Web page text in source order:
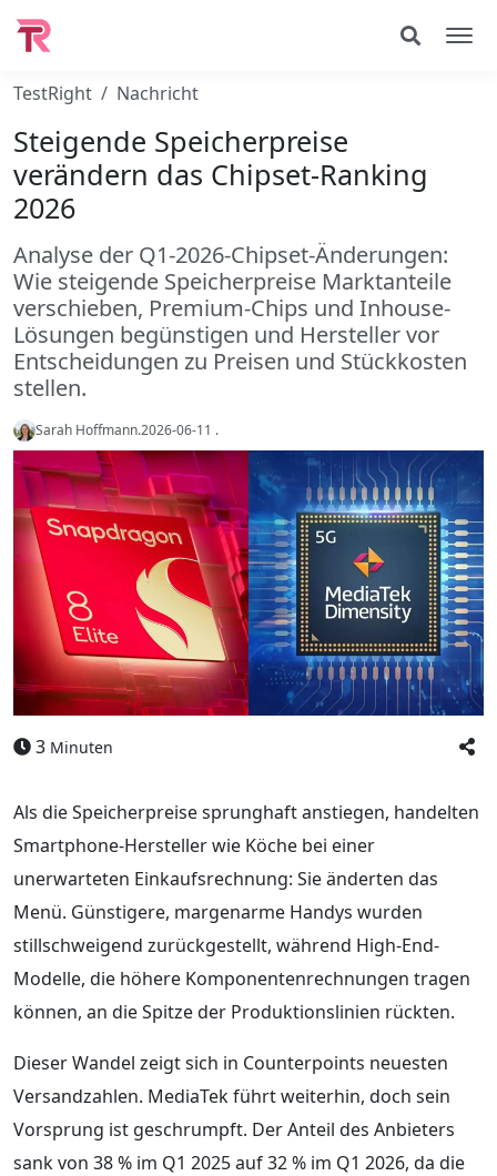
TestRight Nachricht
Steigende Speicherpreise
verändern das Chipset-Ranking
2026
Analyse der Q1-2026-Chipset-Änderungen:
Wie steigende Speicherpreise Marktanteile
verschieben, Premium-Chips und Inhouse-
Lösungen begünstigen und Hersteller vor
Entscheidungen zu Preisen und Stückkosten
stellen.
Sarah Hoffmann.2026-06-11 .
3 Minuten
Als die Speicherpreise sprunghaft anstiegen, handelten
Smartphone-Hersteller wie Köche bei einer
unerwarteten Einkaufsrechnung: Sie änderten das
Menü. Günstigere, margenarme Handys wurden
stillschweigend zurückgestellt, während High-End-
Modelle, die höhere Komponentenrechnungen tragen
können, an die Spitze der Produktionslinien rückten.
Dieser Wandel zeigt sich in Counterpoints neuesten
Versandzahlen. MediaTek führt weiterhin, doch sein
Vorsprung ist geschrumpft. Der Anteil des Anbieters
sank von 38 % im Q1 2025 auf 32 % im Q1 2026, da die